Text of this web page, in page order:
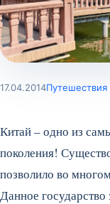
17.04.2014Путешествия
Китай – одно из
поколения!
позволило во
Данное